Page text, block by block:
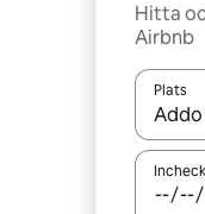
Hitta
Airbnb
Plats
När